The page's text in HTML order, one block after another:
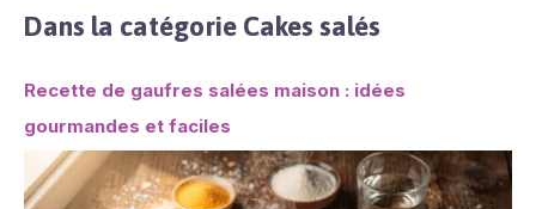
Dans la catégorie Cakes salés
Recette de gaufres salées maison : idées
gourmandes et faciles